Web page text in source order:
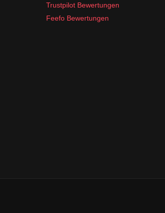
Trustpilot Bewertungen
Feefo Bewertungen